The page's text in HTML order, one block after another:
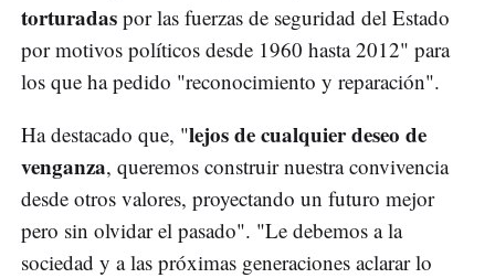
torturadas por las fuerzas de seguridad del Estado
por motivos políticos desde 1960 hasta 2012" para
los que ha pedido "reconocimiento y reparación".
Ha destacado que, "lejos de cualquier deseo de
venganza, queremos construir nuestra convivencia
desde otros valores, proyectando un futuro mejor
pero sin olvidar el pasado". "Le debemos a la
sociedad y a las próximas generaciones aclarar lo